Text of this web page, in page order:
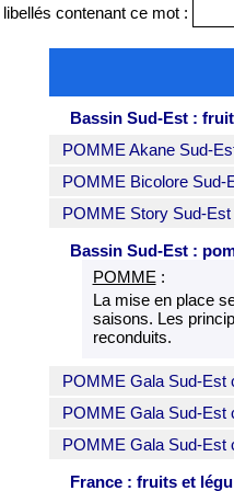
contenant ce mot :
Bassin Sud-Est :
POMME Akane Sud-
POMME Bicolore Sud-
POMME Story Sud-
Bassin Sud-Est :
POMME :
La mise en place
saisons. Les
reconduits.
POMME Gala Sud-Est
POMME Gala Sud-Est
POMME Gala Sud-Est
France : fruits et